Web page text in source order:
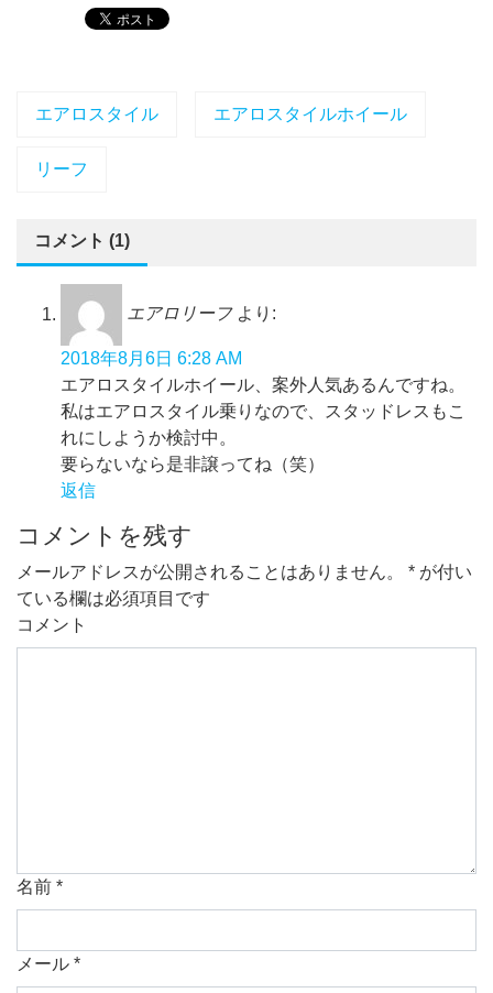
エアロスタイル エアロスタイルホイール
リーフ
コメント (1)
エアロリーフ より:
2018年8月6日 6:28 AM
エアロスタイルホイール、案外人気あるんですね。
私はエアロスタイル乗りなので、スタッドレスもこ
れにしようか検討中。
要らないなら是非譲ってね（笑）
返信
コメントを残す
メールアドレスが公開されることはありません。 * が付い
ている欄は必須項目です
コメント
名前 *
メール *